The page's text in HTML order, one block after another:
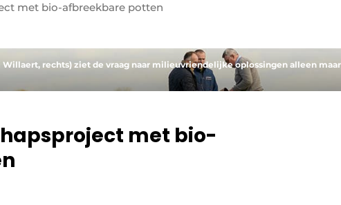
met bio-afbreekbare potten
rechts) ziet de vraag naar milieuvriendelijke oplossingen alleen maar
met bio-